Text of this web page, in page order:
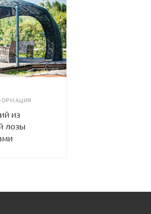
из
лозы